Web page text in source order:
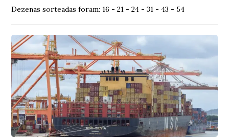
Dezenas sorteadas foram: 16 - 21 - 24 - 31 - 43 - 54